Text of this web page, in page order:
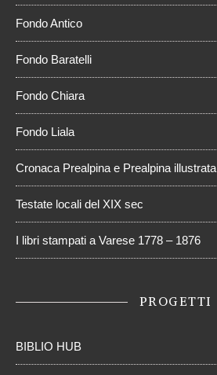
Fondo Antico
Fondo Baratelli
Fondo Chiara
Fondo Liala
Cronaca Prealpina e Prealpina illustrata
Testate locali del XIX sec
I libri stampati a Varese 1778 – 1876
PROGETTI
BIBLIO HUB